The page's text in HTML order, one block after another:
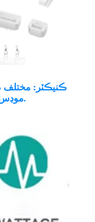
ڪنيڪٽر:
موڊس لاءِ موزون آهن.